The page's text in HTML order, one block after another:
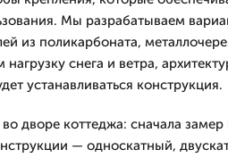
Мы разрабатываем
из поликарбоната,
снега и ветра,
устанавливаться конструкция.
дворе коттеджа: сначала замер
— односкатный,